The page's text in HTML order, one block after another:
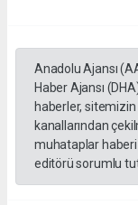
Anadolu Ajansı
Haber Ajansı
haberler,
kanallarından
muhataplar
editörü sorumlu